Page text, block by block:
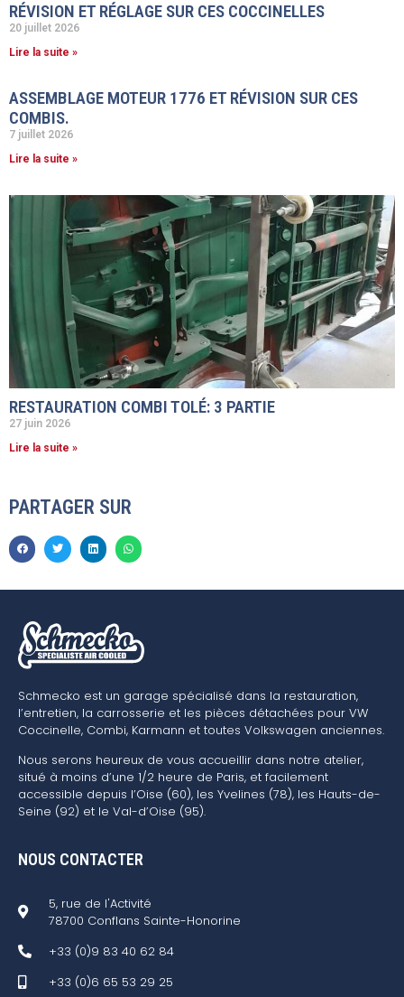
RÉVISION ET RÉGLAGE SUR CES COCCINELLES
20 juillet 2026
Lire la suite »
ASSEMBLAGE MOTEUR 1776 ET RÉVISION SUR CES
COMBIS.
7 juillet 2026
Lire la suite »
RESTAURATION COMBI TOLÉ: 3 PARTIE
27 juin 2026
Lire la suite »
PARTAGER SUR
Schmecko est un garage spécialisé dans la restauration,
l’entretien, la carrosserie et les pièces détachées pour VW
Coccinelle, Combi, Karmann et toutes Volkswagen anciennes.
Nous serons heureux de vous accueillir dans notre atelier,
situé à moins d’une 1/2 heure de Paris, et facilement
accessible depuis l’Oise (60), les Yvelines (78), les Hauts-de-
Seine (92) et le Val-d’Oise (95).
NOUS CONTACTER
5, rue de l'Activité
78700 Conflans Sainte-Honorine
+33 (0)9 83 40 62 84
+33 (0)6 65 53 29 25